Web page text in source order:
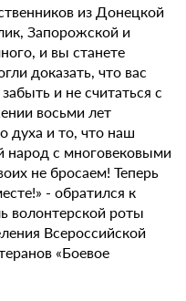
из Донецкой
Запорожской и
и вы станете
доказать, что вас
и не считаться с
восьми лет
духа и то, что наш
с многовековыми
не бросаем! Теперь
- обратился к
волонтерской роты
Всероссийской
«Боевое